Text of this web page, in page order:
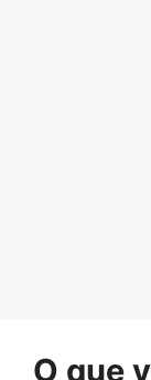
O que